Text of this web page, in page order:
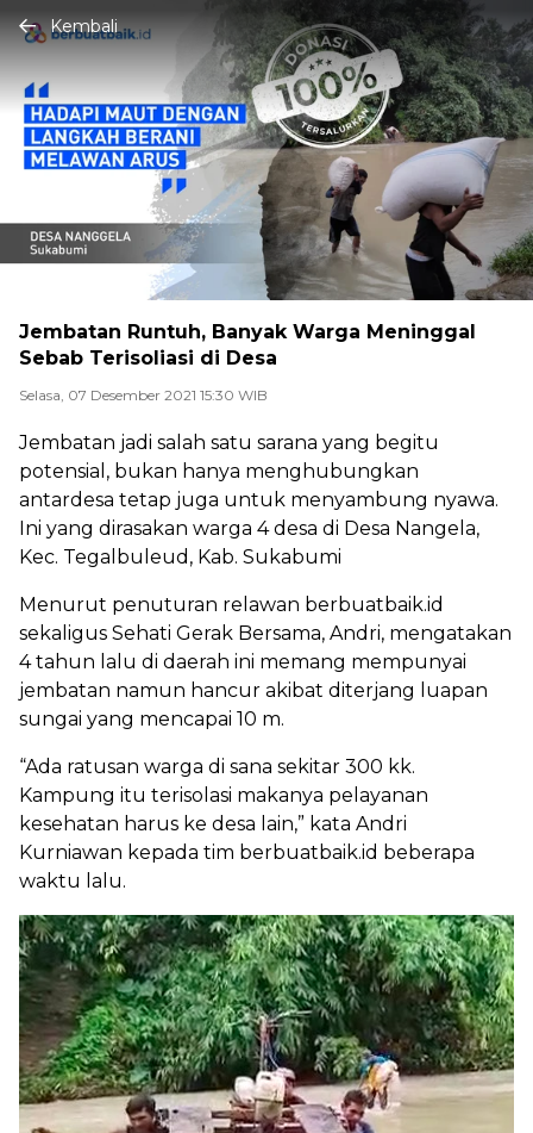
Kembali
Jembatan Runtuh, Banyak Warga Meninggal
Sebab Terisoliasi di Desa
Selasa, 07 Desember 2021 15:30 WIB
Jembatan jadi salah satu sarana yang begitu
potensial, bukan hanya menghubungkan
antardesa tetap juga untuk menyambung nyawa.
Ini yang dirasakan warga 4 desa di Desa Nangela,
Kec. Tegalbuleud, Kab. Sukabumi
Menurut penuturan relawan berbuatbaik.id
sekaligus Sehati Gerak Bersama, Andri, mengatakan
4 tahun lalu di daerah ini memang mempunyai
jembatan namun hancur akibat diterjang luapan
sungai yang mencapai 10 m.
“Ada ratusan warga di sana sekitar 300 kk.
Kampung itu terisolasi makanya pelayanan
kesehatan harus ke desa lain,” kata Andri
Kurniawan kepada tim berbuatbaik.id beberapa
waktu lalu.